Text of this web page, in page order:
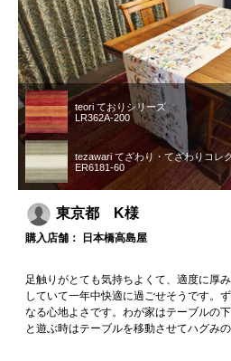
teori ておりシリーズ
LR362A-200
tezawari てざわり・てざわりコレ
ER6181-60
東京都 K様
購入店舗： 日本橋高島屋
足触りがとても気持ちよくて、適度に厚
していて一年中快適に過ごせそうです。
なる心地よさです。わが家はテーブルの
と遊ぶ時はテーブルを移動させてハグみ